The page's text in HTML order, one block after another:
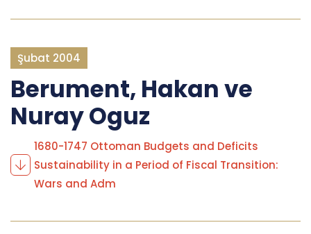
Şubat 2004
Berument, Hakan ve
Nuray Oguz
1680-1747 Ottoman Budgets and Deficits
Sustainability in a Period of Fiscal Transition:
Wars and Adm